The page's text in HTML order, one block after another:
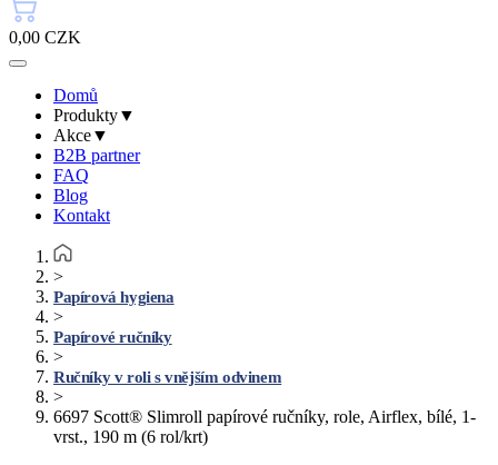
0,00 CZK
Domů
Produkty▼
Akce▼
B2B partner
FAQ
Blog
Kontakt
>
Papírová hygiena
>
Papírové ručníky
>
Ručníky v roli s vnějším odvinem
>
6697 Scott® Slimroll papírové ručníky, role, Airflex, bílé, 1-
vrst., 190 m (6 rol/krt)